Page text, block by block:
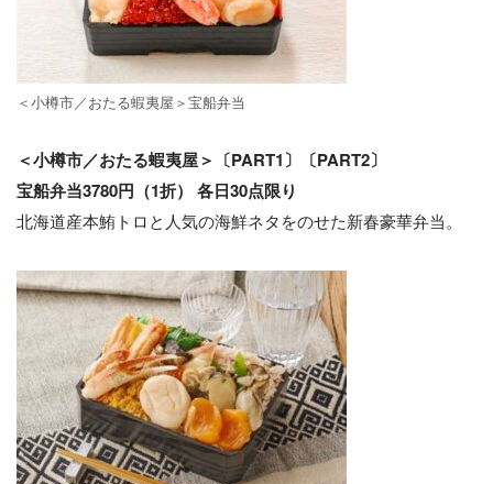
＜⼩樽市／おたる蝦夷屋＞宝船弁当
＜⼩樽市／おたる蝦夷屋＞〔PART1〕〔PART2〕
宝船弁当3780円（1折） 各⽇30点限り
北海道産本鮪トロと⼈気の海鮮ネタをのせた新春豪華弁当。